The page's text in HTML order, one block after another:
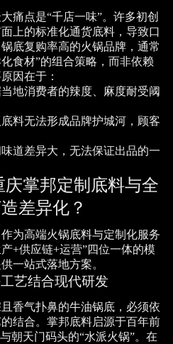
痛点是“千店一味”。许多初创
上的标准化通货底料，导致口
底复购率高的火锅品牌，通常
食材”的组合策略，而非依赖
因在于：
地消费者的辣度、麻度耐受阈
底料无法形成品牌护城河，顾客
味道差异大，无法保证出品的一
掌邦定制底料与全
差异化？
为高端火锅底料与定制化服务
+供应链+运营”四位一体的模
一站式落地方案。
艺结合现代研发
香气扑鼻的牛油锅底，必须依
结合。掌邦底料启源于百年前
朝天门码头的“水派火锅”。在